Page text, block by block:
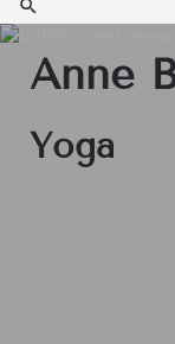
Anne
Yoga